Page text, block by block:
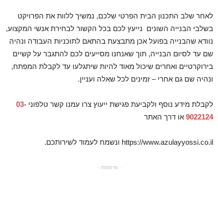
לאחר שלב התכנון הבית הפרטי שלכם, נמשיך ללוות את הפרויקט
בשלבי הבנייה השונים נייעץ לכם בכל הקשור לבחירת אנשי המקצוע,
נוודא שהבנייה בפועל אכן מתבצעת בהתאם לתוכניות העבודה ונהיה
שם עד לסיום הבנייה, תוך שאנחנו מסייעים לכם להתגבר על קשיים
בירוקרטיים ואחרים שיכול מאוד להיות שיתגלעו עד לקבלת המפתח,
ונהיה שם גם אחרי – זמינים לכל שאלה ועניין.
לקבלת מידע נוסף ולקביעת פגישת ייעוץ צרו עמנו קשר טלפוני 03-
9022124 או דרך האתר
https://www.azulayyossi.co.il ונשמח לעמוד לשירותכם.
- פרסומת -